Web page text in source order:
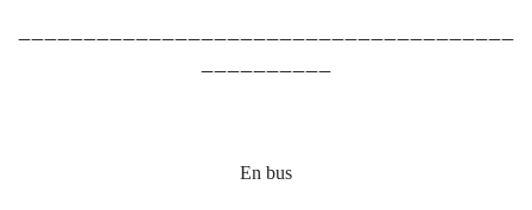
----------------------------------------------------------------------------
--------------------
En bus